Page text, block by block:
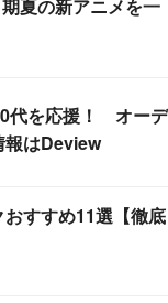
夏の新アニメを一
代を応援！ オーデ
報はDeview
すすめ11選【徹底